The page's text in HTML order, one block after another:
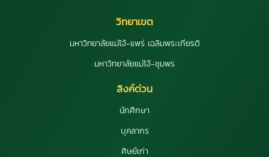
วิทยาเขต
มหาวิทยาลัยแม่โจ้-แพร่ เฉลิมพระเกียรติ
มหาวิทยาลัยแม่โจ้-ชุมพร
ลิงค์ด่วน
นักศึกษา
บุคลากร
ศิษย์เก่า